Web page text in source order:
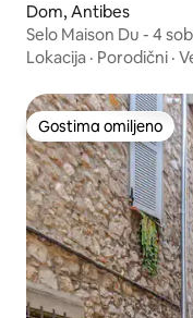
Dom, Antibes
Selo Maison Du - 4
Lokacija · Porodični ·
Gostima omiljeno
Gostima omiljeno